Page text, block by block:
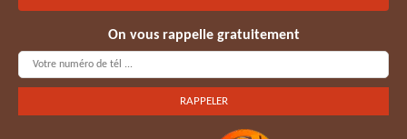
On vous rappelle gratuitement